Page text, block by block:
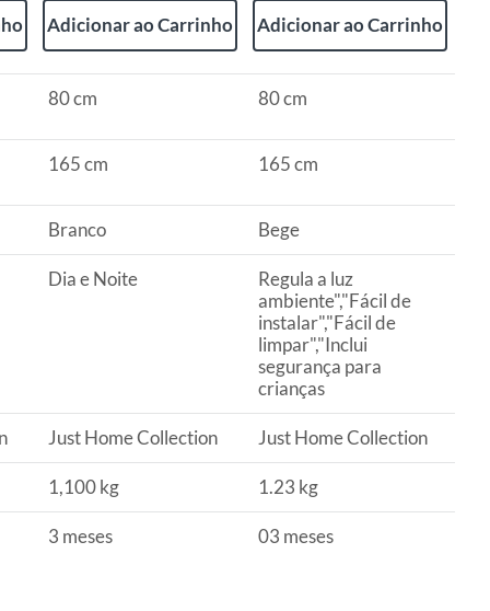
Adicionar ao Carrinho Adicionar ao Carrinho
80 cm 80 cm
165 cm 165 cm
Branco Bege
Dia e Noite
Regula a luz
ambiente","Fácil de
instalar","Fácil de
limpar","Inclui
segurança para
crianças
Just Home Collection Just Home Collection
1,100 kg 1.23 kg
3 meses 03 meses